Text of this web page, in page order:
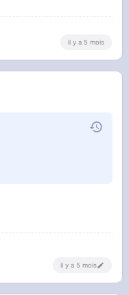
il y a 5 mois
il y a 5 mois